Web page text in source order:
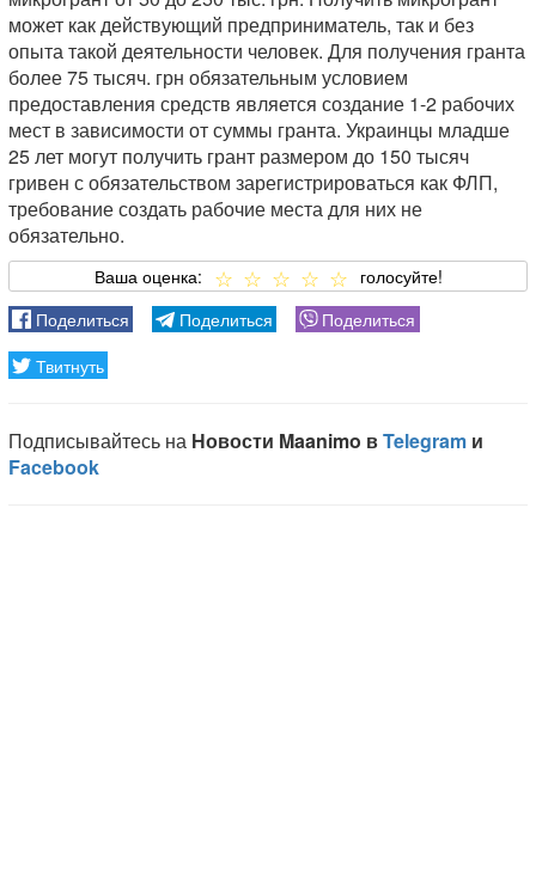
может как действующий предприниматель, так и без
опыта такой деятельности человек. Для получения гранта
более 75 тысяч. грн обязательным условием
предоставления средств является создание 1-2 рабочих
мест в зависимости от суммы гранта. Украинцы младше
25 лет могут получить грант размером до 150 тысяч
гривен с обязательством зарегистрироваться как ФЛП,
требование создать рабочие места для них не
обязательно.